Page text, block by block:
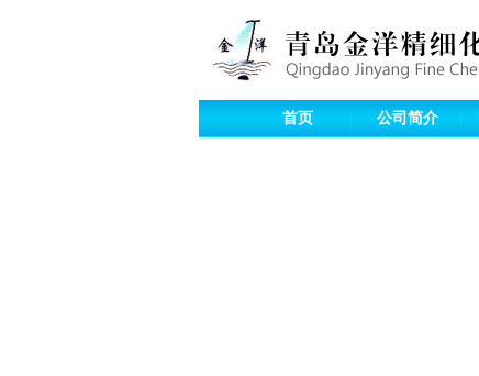
首页 公司简介